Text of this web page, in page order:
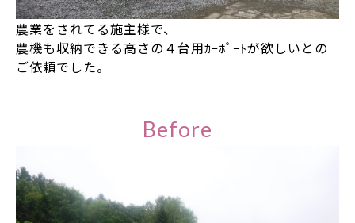
農業をされてる施主様で、
農機も収納できる高さの４台用ｶｰﾎﾟｰﾄが欲しいとの
ご依頼でした。